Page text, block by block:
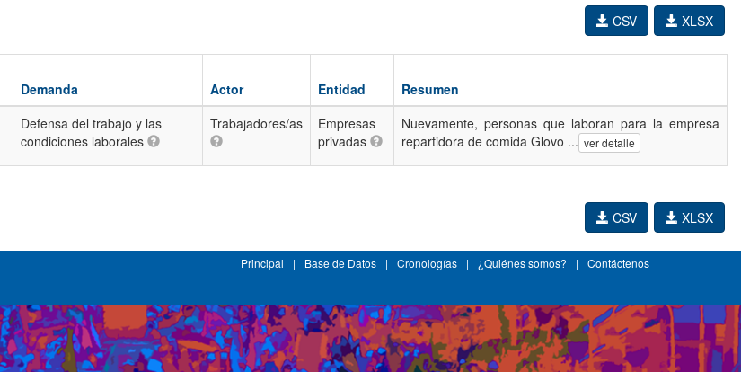
XLSX
CSV
Demanda Actor Entidad
Resumen
Defensa del trabajo y las
condiciones laborales
Trabajadores/as
Empresas
privadas
Nuevamente, personas que laboran para la empresa
repartidora de comida Glovo ... ver detalle
XLSX
CSV
Principal | Base de Datos | Cronologías | ¿Quiénes somos? | Contáctenos